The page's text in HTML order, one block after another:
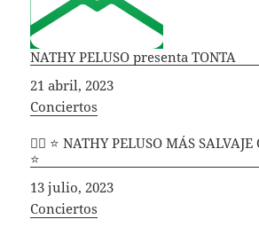
NATHY PELUSO presenta TONTA
Fecha
21 abril, 2023
In relation to
Conciertos
🧜‍♀️ ⭐ NATHY PELUSO MÁS SALVAJE
⭐
Fecha
13 julio, 2023
In relation to
Conciertos